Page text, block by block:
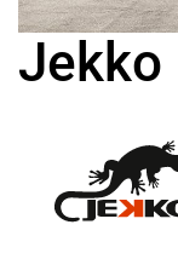
Jekko